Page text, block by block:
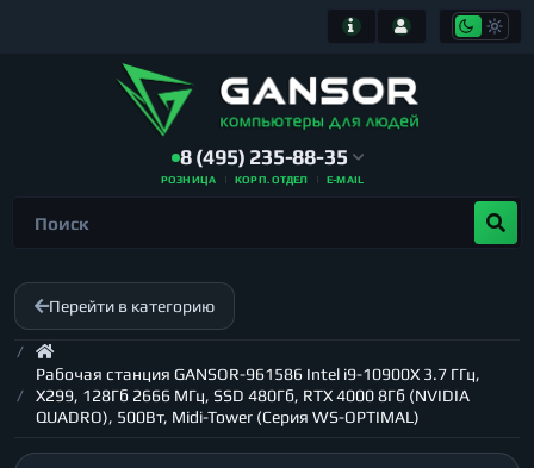
8 (495) 235-88-35
РОЗНИЦА КОРП. ОТДЕЛ E-MAIL
Перейти в категорию
Рабочая станция GANSOR-961586 Intel i9-10900X 3.7 ГГц,
X299, 128Гб 2666 МГц, SSD 480Гб, RTX 4000 8Гб (NVIDIA
QUADRO), 500Вт, Midi-Tower (Серия WS-OPTIMAL)